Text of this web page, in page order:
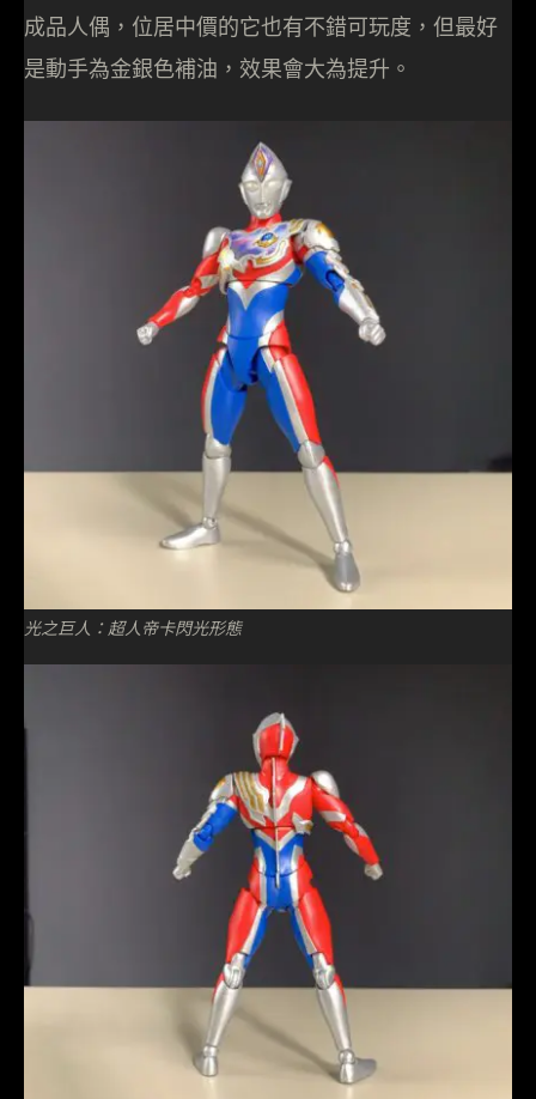
成品人偶，位居中價的它也有不錯可玩度，但最好
是動手為金銀色補油，效果會大為提升。
光之巨人：超人帝卡閃光形態